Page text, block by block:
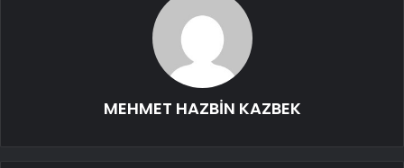
MEHMET HAZBİN KAZBEK